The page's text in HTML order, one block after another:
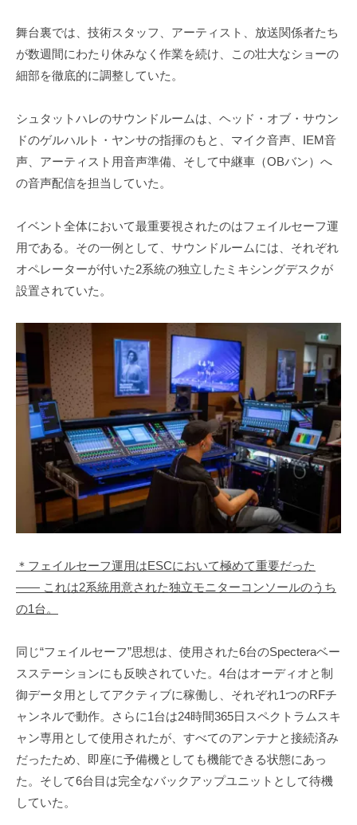
舞台裏では、技術スタッフ、アーティスト、放送関係者たち
が数週間にわたり休みなく作業を続け、この壮大なショーの
細部を徹底的に調整していた。
シュタットハレのサウンドルームは、ヘッド・オブ・サウン
ドのゲルハルト・ヤンサの指揮のもと、マイク音声、IEM音
声、アーティスト用音声準備、そして中継車（OBバン）へ
の音声配信を担当していた。
イベント全体において最重要視されたのはフェイルセーフ運
用である。その一例として、サウンドルームには、それぞれ
オペレーターが付いた2系統の独立したミキシングデスクが
設置されていた。
＊フェイルセーフ運用はESCにおいて極めて重要だった
―― これは2系統用意された独立モニターコンソールのうち
の1台。
同じ“フェイルセーフ”思想は、使用された6台のSpecteraベー
スステーションにも反映されていた。4台はオーディオと制
御データ用としてアクティブに稼働し、それぞれ1つのRFチ
ャンネルで動作。さらに1台は24時間365日スペクトラムスキ
ャン専用として使用されたが、すべてのアンテナと接続済み
だったため、即座に予備機としても機能できる状態にあっ
た。そして6台目は完全なバックアップユニットとして待機
していた。